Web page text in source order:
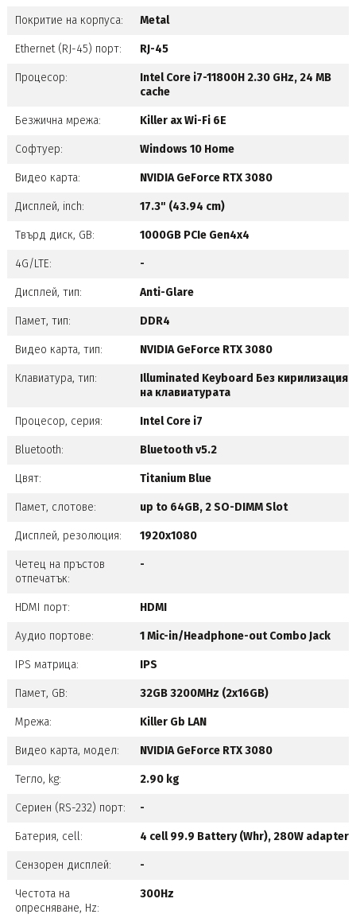
Покритие на корпуса: Metal
Ethernet (RJ-45) порт: RJ-45
Процесор:
Intel Core i7-11800H 2.30 GHz, 24 MB
cache
Безжична мрежа: Killer ax Wi-Fi 6E
Софтуер: Windows 10 Home
Видео карта: NVIDIA GeForce RTX 3080
Дисплей, inch: 17.3" (43.94 cm)
Твърд диск, GB: 1000GB PCIe Gen4x4
4G/LTE: -
Дисплей, тип: Anti-Glare
Памет, тип: DDR4
Видео карта, тип: NVIDIA GeForce RTX 3080
Клавиатура, тип:
Illuminated Keyboard Без кирилизация
на клавиатурата
Процесор, серия: Intel Core i7
Bluetooth: Bluetooth v5.2
Цвят: Titanium Blue
Памет, слотове: up to 64GB, 2 SO-DIMM Slot
Дисплей, резолюция: 1920x1080
Четец на пръстов
отпечатък:
-
HDMI порт: HDMI
Аудио портове: 1 Mic-in/Headphone-out Combo Jack
IPS матрица: IPS
Памет, GB: 32GB 3200MHz (2x16GB)
Мрежа: Killer Gb LAN
Видео карта, модел: NVIDIA GeForce RTX 3080
Тегло, kg: 2.90 kg
Сериен (RS-232) порт: -
Батерия, cell: 4 cell 99.9 Battery (Whr), 280W adapter
Сензорен дисплей: -
Честота на
опресняване, Hz:
300Hz